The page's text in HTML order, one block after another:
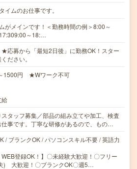
イムのお仕事です。
がメインです！＜勤務時間の例＞8:00～
～18:…
募から「最短2日後」に勤務OK！スター
ださい。
1500円 ★Wワーク不可
給
タッフ募集／部品の組み立てや加工、検査
事です。丁寧な研修があるので、もの…
/ ブランクOK / パソコンスキル不要 / 英語力
WEB登録OK！】〇未経験大歓迎！〇フリー
) 大歓迎！〇ブランクOK〇週5…